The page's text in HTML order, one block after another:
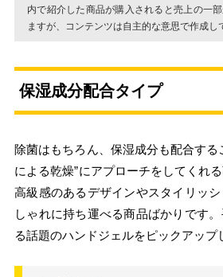
内で紹介した商品が購入されると売上の一
ますが、コンテンツは自主的な意思で作成し
保湿成分配合タイプ
除菌はもちろん、保湿成分も配合する
による乾燥”にアプローチをしてくれ
高級感のあるデザインやスタイリッ
しゃれに持ち運べる商品ばかりです
る話題のハンドジェルをピックアップ